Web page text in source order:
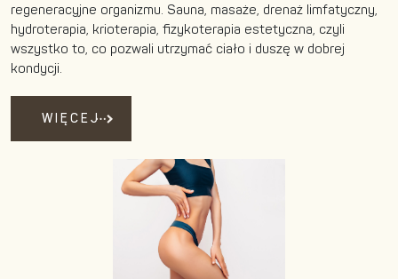
regeneracyjne organizmu. Sauna, masaże, drenaż limfatyczny,
hydroterapia, krioterapia, fizykoterapia estetyczna, czyli
wszystko to, co pozwali utrzymać ciało i duszę w dobrej
kondycji.
WIĘCEJ